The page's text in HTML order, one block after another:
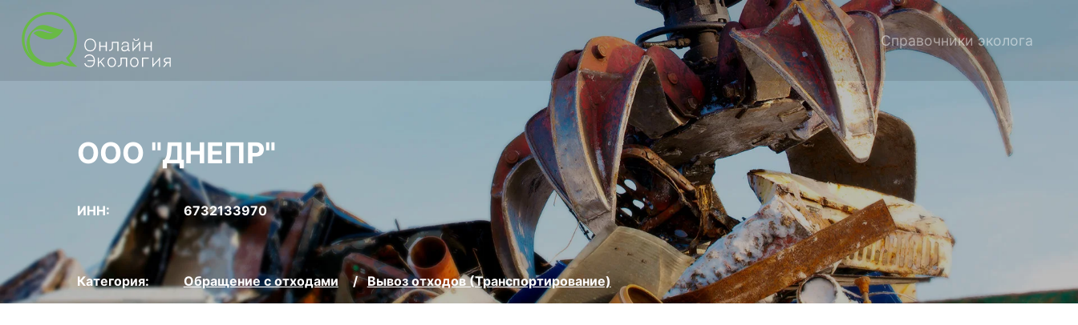
Справочники эколога
ООО "ДНЕПР"
ИНН: 6732133970
Категория: Обращение с отходами Вывоз отходов (Транспортирование)